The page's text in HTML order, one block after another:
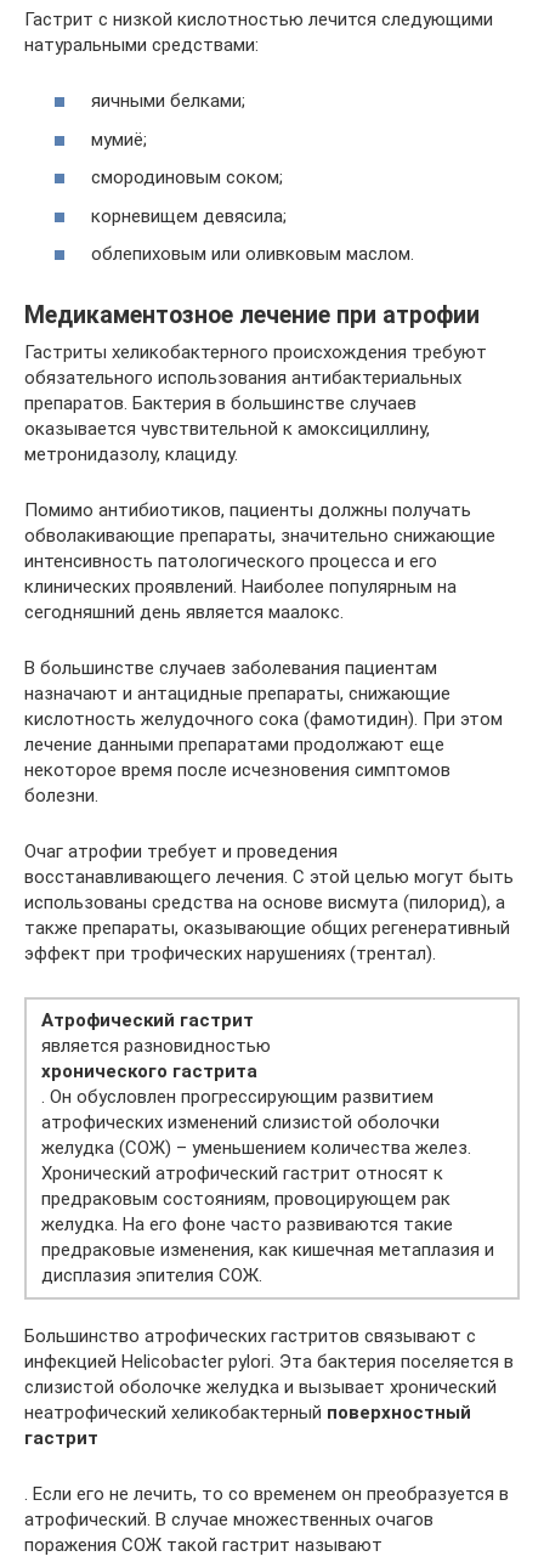
Гастрит с низкой кислотностью лечится следующими
натуральными средствами:
яичными белками;
мумиё;
смородиновым соком;
корневищем девясила;
облепиховым или оливковым маслом.
Медикаментозное лечение при атрофии
Гастриты хеликобактерного происхождения требуют
обязательного использования антибактериальных
препаратов. Бактерия в большинстве случаев
оказывается чувствительной к амоксициллину,
метронидазолу, клациду.
Помимо антибиотиков, пациенты должны получать
обволакивающие препараты, значительно снижающие
интенсивность патологического процесса и его
клинических проявлений. Наиболее популярным на
сегодняшний день является маалокс.
В большинстве случаев заболевания пациентам
назначают и антацидные препараты, снижающие
кислотность желудочного сока (фамотидин). При этом
лечение данными препаратами продолжают еще
некоторое время после исчезновения симптомов
болезни.
Очаг атрофии требует и проведения
восстанавливающего лечения. С этой целью могут быть
использованы средства на основе висмута (пилорид), а
также препараты, оказывающие общих регенеративный
эффект при трофических нарушениях (трентал).
Атрофический гастрит
является разновидностью
хронического гастрита
. Он обусловлен прогрессирующим развитием
атрофических изменений слизистой оболочки
желудка (СОЖ) – уменьшением количества желез.
Хронический атрофический гастрит относят к
предраковым состояниям, провоцирующем рак
желудка. На его фоне часто развиваются такие
предраковые изменения, как кишечная метаплазия и
дисплазия эпителия СОЖ.
Большинство атрофических гастритов связывают с
инфекцией Нelicobacter pylori. Эта бактерия поселяется в
слизистой оболочке желудка и вызывает хронический
неатрофический хеликобактерный поверхностный
гастрит
. Если его не лечить, то со временем он преобразуется в
атрофический. В случае множественных очагов
поражения СОЖ такой гастрит называют